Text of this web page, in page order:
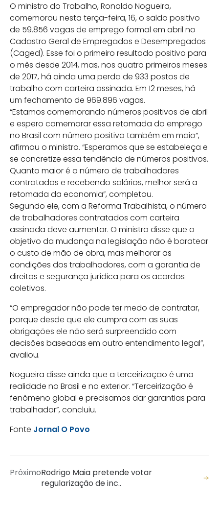
O ministro do Trabalho, Ronaldo Nogueira,
comemorou nesta terça-feira, 16, o saldo positivo
de 59.856 vagas de emprego formal em abril no
Cadastro Geral de Empregados e Desempregados
(Caged). Esse foi o primeiro resultado positivo para
o mês desde 2014, mas, nos quatro primeiros meses
de 2017, há ainda uma perda de 933 postos de
trabalho com carteira assinada. Em 12 meses, há
um fechamento de 969.896 vagas.
“Estamos comemorando números positivos de abril
e espero comemorar essa retomada do emprego
no Brasil com número positivo também em maio”,
afirmou o ministro. “Esperamos que se estabeleça e
se concretize essa tendência de números positivos.
Quanto maior é o número de trabalhadores
contratados e recebendo salários, melhor será a
retomada da economia”, completou.
Segundo ele, com a Reforma Trabalhista, o número
de trabalhadores contratados com carteira
assinada deve aumentar. O ministro disse que o
objetivo da mudança na legislação não é baratear
o custo de mão de obra, mas melhorar as
condições dos trabalhadores, com a garantia de
direitos e segurança jurídica para os acordos
coletivos.
“O empregador não pode ter medo de contratar,
porque desde que ele cumpra com as suas
obrigações ele não será surpreendido com
decisões baseadas em outro entendimento legal”,
avaliou.
Nogueira disse ainda que a terceirização é uma
realidade no Brasil e no exterior. “Terceirização é
fenômeno global e precisamos dar garantias para
trabalhador”, concluiu.
Fonte Jornal O Povo
PróximoRodrigo Maia pretende votar
regularização de inc..